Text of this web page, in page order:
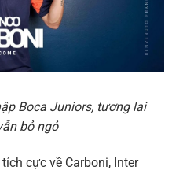
Boca Juniors, tương lai
bỏ ngỏ
cực về Carboni, Inter